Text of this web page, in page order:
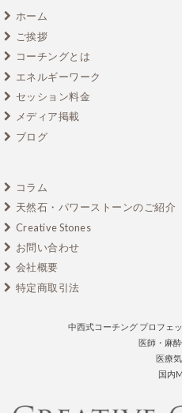
ホーム
ご挨拶
コーチングとは
エネルギーワーク
セッション料金
メディア掲載
ブログ
コラム
天然石・パワーストーンのご紹介
Creative Stones
お問い合わせ
会社概要
特定商取引法
中西式コーチング プロフェ
医師・麻
医療
国内